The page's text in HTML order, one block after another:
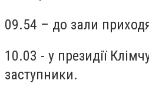
09.54 – до зали
10.03 - у президії
заступники.